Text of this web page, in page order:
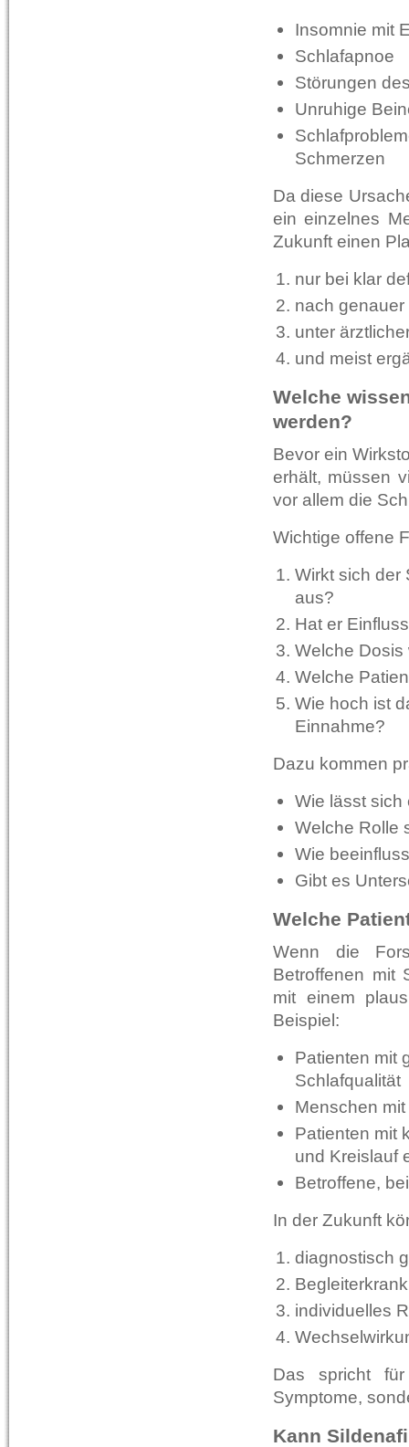
Insomnie mit
Schlafapnoe
Störungen
Unruhige
Schmerzen
Da diese
ein einzelnes
Zukunft einen
nur bei klar
nach
unter
und meist
Welche
werden?
Bevor ein
erhält, müssen
vor allem die
Wichtige offene
Wirkt sich der
aus?
Hat er
Welche Dosis
Welche
Wie hoch ist
Einnahme?
Dazu kommen
Wie lässt sich
Welche Rolle
Wie
Gibt es
Welche
Wenn die
Betroffenen mit
mit einem
Beispiel:
Patienten mit
Schlafqualität
Menschen
Patienten mit
und Kreislauf
Betroffene,
In der Zukunft
diagnostisch
individuelles
Das spricht
Symptome,
Kann